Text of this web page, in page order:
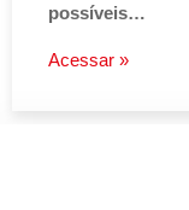
possíveis…
Acessar »